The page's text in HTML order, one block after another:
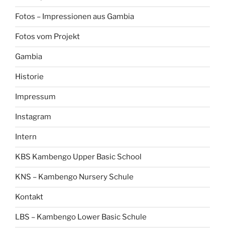
Fotos – Impressionen aus Gambia
Fotos vom Projekt
Gambia
Historie
Impressum
Instagram
Intern
KBS Kambengo Upper Basic School
KNS – Kambengo Nursery Schule
Kontakt
LBS – Kambengo Lower Basic Schule